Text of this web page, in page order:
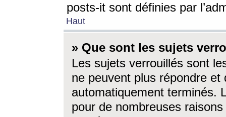
posts-it sont définies par
Haut
» Que sont les sujets
Les sujets verrouillés sont
ne peuvent plus répondre
automatiquement terminés.
pour de nombreuses